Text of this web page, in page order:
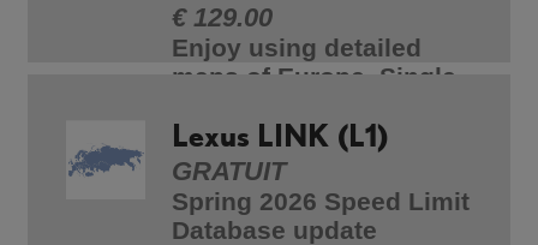
€ 129.00
Enjoy using detailed
maps of Europe. Single
MM17/MM19 systems
Lexus LINK (L1)
GRATUIT
Spring 2026 Speed Limit
Database update